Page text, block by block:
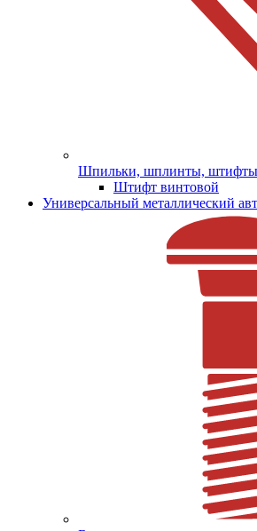
Шпильки, шплинты, штифты
Штифт винтовой
Универсальный металлический